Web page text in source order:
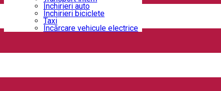
Închirieri auto
Închirieri biciclete
Taxi
Încărcare vehicule electrice
Imobilul în care funcționează sediul secundar al Primăriei
Craiova, de pe strada „Al. I. Cuza” nr. 1, datează din perioada
Potrivit datelor de arhivă, clădirea a fost concepută de la bun